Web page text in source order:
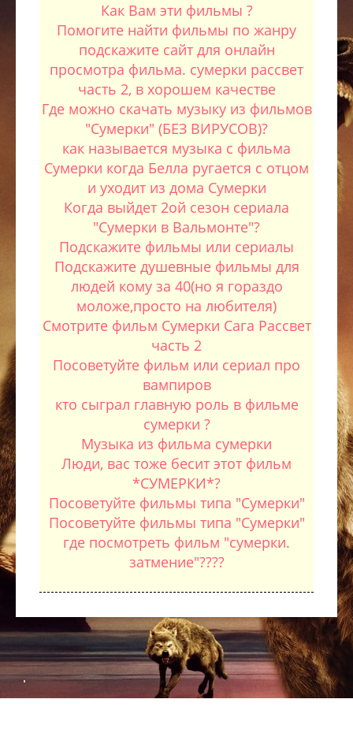
Как Вам эти фильмы ?
Помогите найти фильмы по жанру
подскажите сайт для онлайн
просмотра фильма. сумерки рассвет
часть 2, в хорошем качестве
Где можно скачать музыку из фильмов
"Сумерки" (БЕЗ ВИРУСОВ)?
как называется музыка с фильма
Сумерки когда Белла ругается с отцом
и уходит из дома Сумерки
Когда выйдет 2ой сезон сериала
"Сумерки в Вальмонте"?
Подскажите фильмы или сериалы
Подскажите душевные фильмы для
людей кому за 40(но я гораздо
моложе,просто на любителя)
Смотрите фильм Сумерки Сага Рассвет
часть 2
Посоветуйте фильм или сериал про
вампиров
кто сыграл главную роль в фильме
сумерки ?
Музыка из фильма сумерки
Люди, вас тоже бесит этот фильм
*СУМЕРКИ*?
Посоветуйте фильмы типа "Сумерки"
Посоветуйте фильмы типа "Сумерки"
где посмотреть фильм "сумерки.
затмение"????